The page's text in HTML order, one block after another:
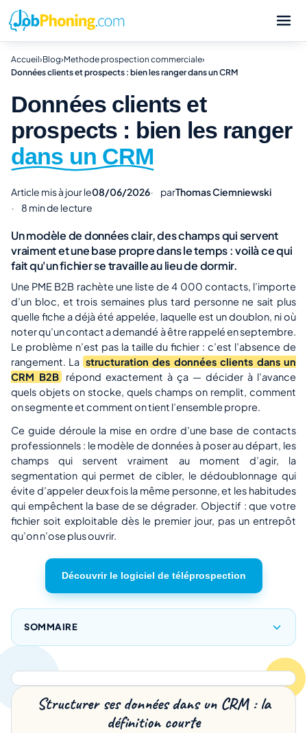
Accueil›Blog›Methode prospection commerciale›
Données clients et prospects : bien les ranger dans un CRM
Données clients et
prospects : bien les ranger
dans un CRM
Article mis à jour le08/06/2026 parThomas Ciemniewski
8 min de lecture
Un modèle de données clair, des champs qui servent
vraiment et une base propre dans le temps : voilà ce qui
fait qu'un fichier se travaille au lieu de dormir.
Une PME B2B rachète une liste de 4 000 contacts, l’importe
d’un bloc, et trois semaines plus tard personne ne sait plus
quelle fiche a déjà été appelée, laquelle est un doublon, ni où
noter qu’un contact a demandé à être rappelé en septembre.
Le problème n’est pas la taille du fichier : c’est l’absence de
rangement. La structuration des données clients dans un
CRM B2B
répond exactement à ça — décider à l’avance
quels objets on stocke, quels champs on remplit, comment
on segmente et comment on tient l’ensemble propre.
Ce guide déroule la mise en ordre d’une base de contacts
professionnels : le modèle de données à poser au départ, les
champs qui servent vraiment au moment d’agir, la
segmentation qui permet de cibler, le dédoublonnage qui
évite d’appeler deux fois la même personne, et les habitudes
qui empêchent la base de se dégrader. Objectif : que votre
fichier soit exploitable dès le premier jour, pas un entrepôt
qu’on n’ose plus ouvrir.
Découvrir le logiciel de téléprospection
SOMMAIRE
Structurer ses données dans un CRM : la
définition courte